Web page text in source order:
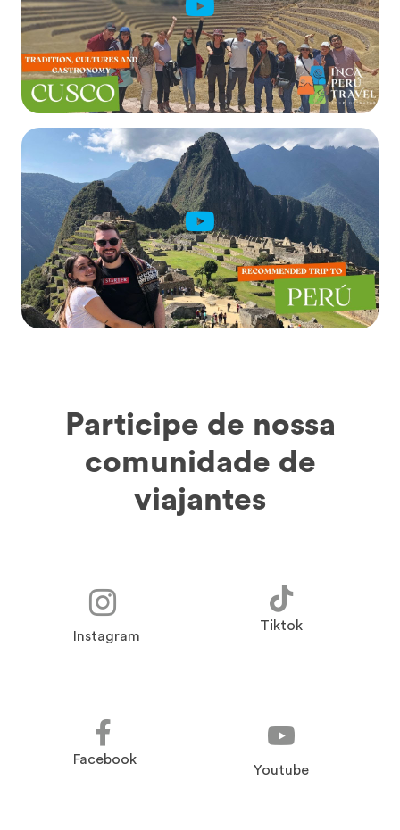
Participe de nossa
comunidade de
viajantes
Instagram
Tiktok
Facebook
Youtube